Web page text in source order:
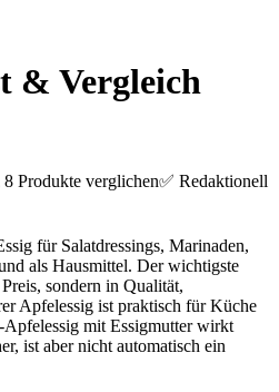
& Vergleich
8 Produkte verglichen✅ Redaktionell
für Salatdressings, Marinaden,
als Hausmittel. Der wichtigste
sondern in Qualität,
Apfelessig ist praktisch für Küche
mit Essigmutter wirkt
ist aber nicht automatisch ein